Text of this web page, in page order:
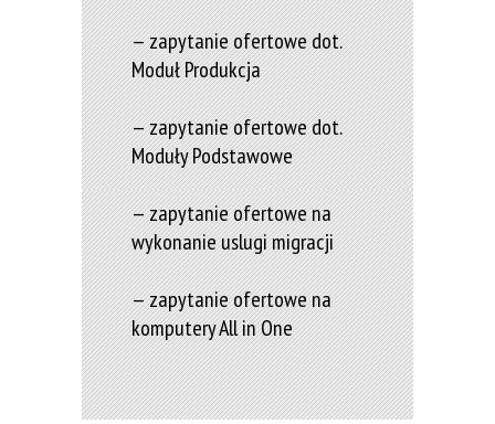
— zapytanie ofertowe dot.
Moduł Produkcja
— zapytanie ofertowe dot.
Moduły Podstawowe
— zapytanie ofertowe na
wykonanie uslugi migracji
— zapytanie ofertowe na
komputery All in One